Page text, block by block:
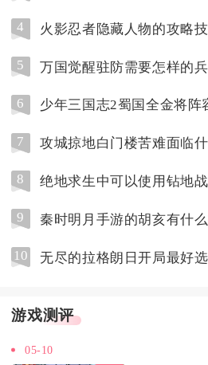
4 火影忍者隐藏人物的攻略
5 万国觉醒驻防需要怎样的
6
7 攻城掠地白门楼苦难面临
8 绝地求生中可以使用钻地
9 秦时明月手游的胡亥有什
10
游戏测评
05-10